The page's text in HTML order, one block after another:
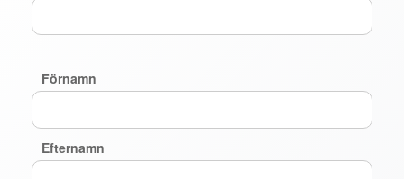
Förnamn
Efternamn